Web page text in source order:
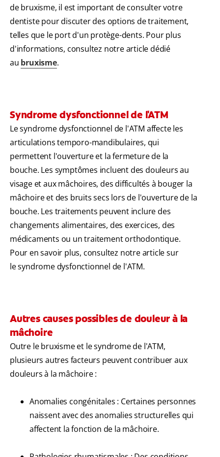
de bruxisme, il est important de consulter votre
dentiste pour discuter des options de traitement,
telles que le port d'un protège-dents. Pour plus
d'informations, consultez notre article dédié
au bruxisme.
Syndrome dysfonctionnel de l'ATM
Le syndrome dysfonctionnel de l'ATM affecte les
articulations temporo-mandibulaires, qui
permettent l'ouverture et la fermeture de la
bouche. Les symptômes incluent des douleurs au
visage et aux mâchoires, des difficultés à bouger la
mâchoire et des bruits secs lors de l'ouverture de la
bouche. Les traitements peuvent inclure des
changements alimentaires, des exercices, des
médicaments ou un traitement orthodontique.
Pour en savoir plus, consultez notre article sur
le syndrome dysfonctionnel de l'ATM.
Autres causes possibles de douleur à la
mâchoire
Outre le bruxisme et le syndrome de l'ATM,
plusieurs autres facteurs peuvent contribuer aux
douleurs à la mâchoire :
Anomalies congénitales : Certaines personnes
naissent avec des anomalies structurelles qui
affectent la fonction de la mâchoire.